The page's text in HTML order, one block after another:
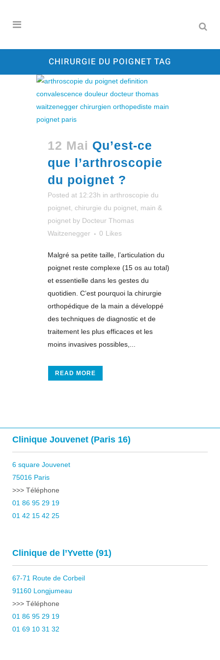
CHIRURGIE DU POIGNET TAG
12 Mai Qu’est-ce
que l’arthroscopie
du poignet ?
Posted at 12:23h in arthroscopie du
poignet chirurgie du poignet main &
poignet by Docteur Thomas
Waitzenegger
0 Likes
Malgré sa petite taille, l’articulation du
poignet reste complexe (15 os au total)
et essentielle dans les gestes du
quotidien. C’est pourquoi la chirurgie
orthopédique de la main a développé
des techniques de diagnostic et de
traitement les plus efficaces et les
moins invasives possibles,...
READ MORE
Clinique Jouvenet (Paris 16)
6 square Jouvenet
75016 Paris
>>> Téléphone
01 86 95 29 19
01 42 15 42 25
Clinique de l’Yvette (91)
67-71 Route de Corbeil
91160 Longjumeau
>>> Téléphone
01 86 95 29 19
01 69 10 31 32